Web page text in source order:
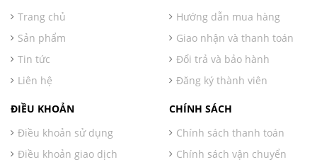
Trang chủ
Sản phẩm
Tin tức
Liên hệ
Hướng dẫn mua hàng
Giao nhận và thanh toán
Đổi trả và bảo hành
Đăng ký thành viên
ĐIỀU KHOẢN
Điều khoản sử dụng
Điều khoản giao dịch
CHÍNH SÁCH
Chính sách thanh toán
Chính sách vận chuyển